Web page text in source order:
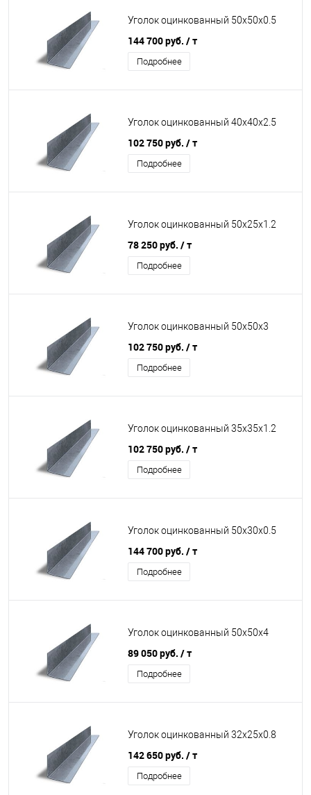
Уголок оцинкованный 50х50х0.5
144 700 руб. / т
Подробнее
Уголок оцинкованный 40х40х2.5
102 750 руб. / т
Подробнее
Уголок оцинкованный 50х25х1.2
78 250 руб. / т
Подробнее
Уголок оцинкованный 50х50х3
102 750 руб. / т
Подробнее
Уголок оцинкованный 35х35х1.2
102 750 руб. / т
Подробнее
Уголок оцинкованный 50х30х0.5
144 700 руб. / т
Подробнее
Уголок оцинкованный 50х50х4
89 050 руб. / т
Подробнее
Уголок оцинкованный 32х25х0.8
142 650 руб. / т
Подробнее